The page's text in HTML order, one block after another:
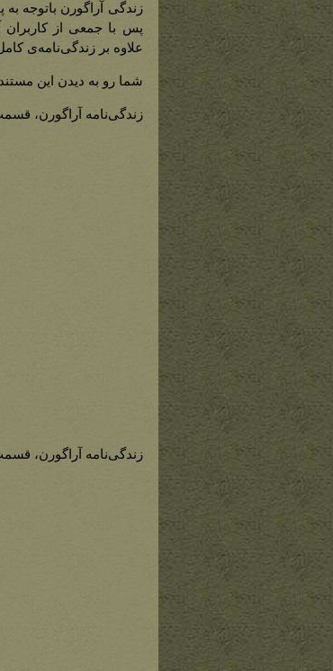
زندگی آراگورن باتوجه
پس با جمعی از کاربران
علاوه بر زندگی‌نامه‌ی
شما رو به دیدن این
زندگی‌نامه آراگورن،
زندگی‌نامه آراگورن،